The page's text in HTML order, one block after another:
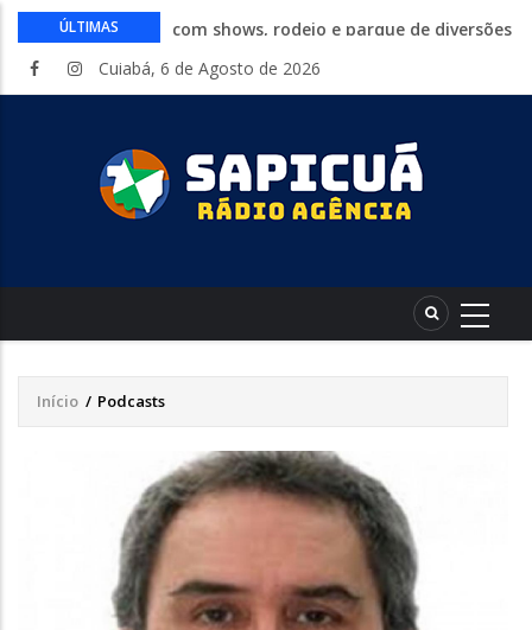
ÚLTIMAS
Ideb: todas as cidades nota 10 no
Conheça 16 profissões que devem crescer
sábado a Expolucas em Lucas do Rio
Verde
Proposta que altera regras para piso
com shows, rodeio e parque de diversões
Cuiabá, 6 de Agosto de 2026
Trilha
navegação
Início / Podcasts